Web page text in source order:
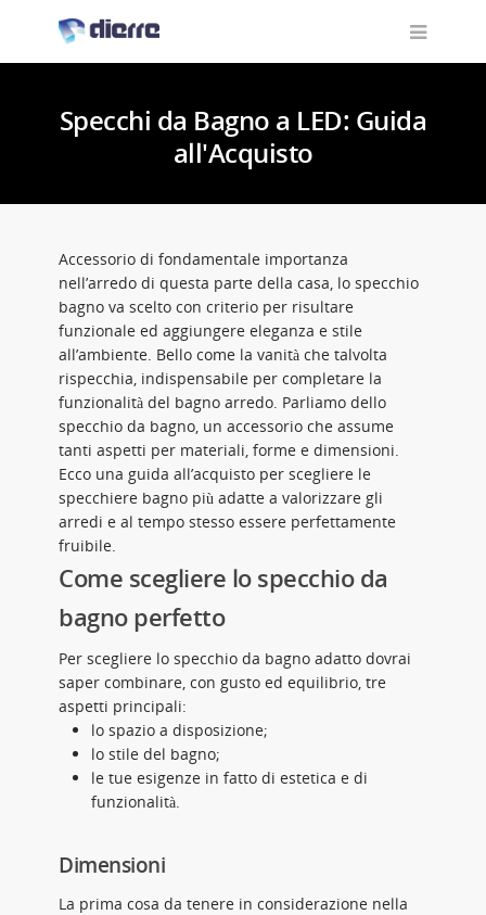
Specchi da Bagno a LED: Guida
all'Acquisto
Accessorio di fondamentale importanza
nell’arredo di questa parte della casa, lo specchio
bagno va scelto con criterio per risultare
funzionale ed aggiungere eleganza e stile
all’ambiente. Bello come la vanità che talvolta
rispecchia, indispensabile per completare la
funzionalità del bagno arredo. Parliamo dello
specchio da bagno, un accessorio che assume
tanti aspetti per materiali, forme e dimensioni.
Ecco una guida all’acquisto per scegliere le
specchiere bagno più adatte a valorizzare gli
arredi e al tempo stesso essere perfettamente
fruibile.
Come scegliere lo specchio da
bagno perfetto
Per scegliere lo specchio da bagno adatto dovrai
saper combinare, con gusto ed equilibrio, tre
aspetti principali:
lo spazio a disposizione;
lo stile del bagno;
le tue esigenze in fatto di estetica e di
funzionalità.
Dimensioni
La prima cosa da tenere in considerazione nella